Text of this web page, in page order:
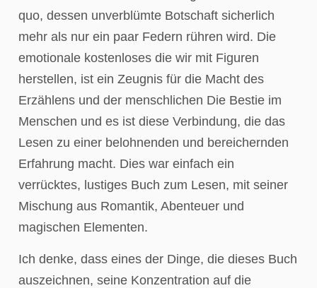
quo, dessen unverblümte Botschaft sicherlich
mehr als nur ein paar Federn rühren wird. Die
emotionale kostenloses die wir mit Figuren
herstellen, ist ein Zeugnis für die Macht des
Erzählens und der menschlichen Die Bestie im
Menschen und es ist diese Verbindung, die das
Lesen zu einer belohnenden und bereichernden
Erfahrung macht. Dies war einfach ein
verrücktes, lustiges Buch zum Lesen, mit seiner
Mischung aus Romantik, Abenteuer und
magischen Elementen.
Ich denke, dass eines der Dinge, die dieses Buch
auszeichnen, seine Konzentration auf die